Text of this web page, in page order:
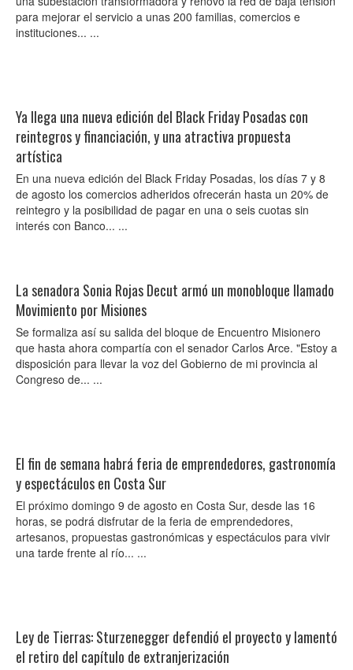
para mejorar el servicio a unas 200 familias, comercios e
instituciones... ...
Ya llega una nueva edición del Black Friday Posadas con
reintegros y financiación, y una atractiva propuesta
artística
En una nueva edición del Black Friday Posadas, los días 7 y 8
de agosto los comercios adheridos ofrecerán hasta un 20% de
reintegro y la posibilidad de pagar en una o seis cuotas sin
interés con Banco... ...
La senadora Sonia Rojas Decut armó un monobloque llamado
Movimiento por Misiones
Se formaliza así su salida del bloque de Encuentro Misionero
que hasta ahora compartía con el senador Carlos Arce. "Estoy a
disposición para llevar la voz del Gobierno de mi provincia al
Congreso de... ...
El fin de semana habrá feria de emprendedores, gastronomía
y espectáculos en Costa Sur
El próximo domingo 9 de agosto en Costa Sur, desde las 16
horas, se podrá disfrutar de la feria de emprendedores,
artesanos, propuestas gastronómicas y espectáculos para vivir
una tarde frente al río... ...
Ley de Tierras: Sturzenegger defendió el proyecto y lamentó
el retiro del capítulo de extranjerización